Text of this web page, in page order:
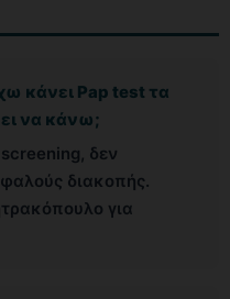
κάνει Pap test τα
να κάνω;
δεν
διακοπής.
για